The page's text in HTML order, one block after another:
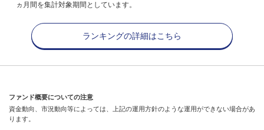
ヵ月間を集計対象期間としています。
ランキングの詳細はこちら
ファンド概要についての注意
資金動向、市況動向等によっては、上記の運用方針のような運用ができない場合があ
ります。